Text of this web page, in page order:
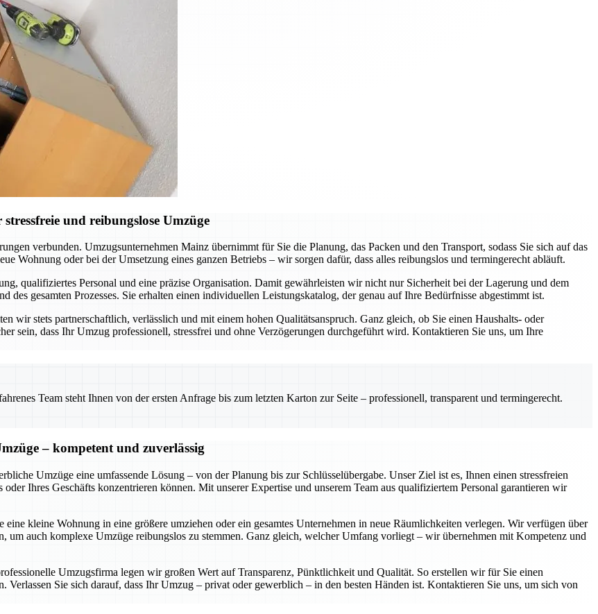
und reibungslose Umzüge
verbunden. Umzugsunternehmen Mainz übernimmt für Sie die Planung, das Packen und den Transport, sodass Sie sich auf das
Wohnung oder bei der Umsetzung eines ganzen Betriebs – wir sorgen dafür, dass alles reibungslos und termingerecht abläuft.
qualifiziertes Personal und eine präzise Organisation. Damit gewährleisten wir nicht nur Sicherheit bei der Lagerung und dem
des gesamten Prozesses. Sie erhalten einen individuellen Leistungskatalog, der genau auf Ihre Bedürfnisse abgestimmt ist.
wir stets partnerschaftlich, verlässlich und mit einem hohen Qualitätsanspruch. Ganz gleich, ob Sie einen Haushalts- oder
sein, dass Ihr Umzug professionell, stressfrei und ohne Verzögerungen durchgeführt wird. Kontaktieren Sie uns, um Ihre
Team steht Ihnen von der ersten Anfrage bis zum letzten Karton zur Seite – professionell, transparent und termingerecht.
– kompetent und zuverlässig
Umzüge eine umfassende Lösung – von der Planung bis zur Schlüsselübergabe. Unser Ziel ist es, Ihnen einen stressfreien
Ihres Geschäfts konzentrieren können. Mit unserer Expertise und unserem Team aus qualifiziertem Personal garantieren wir
kleine Wohnung in eine größere umziehen oder ein gesamtes Unternehmen in neue Räumlichkeiten verlegen. Wir verfügen über
um auch komplexe Umzüge reibungslos zu stemmen. Ganz gleich, welcher Umfang vorliegt – wir übernehmen mit Kompetenz und
Umzugsfirma legen wir großen Wert auf Transparenz, Pünktlichkeit und Qualität. So erstellen wir für Sie einen
Sie sich darauf, dass Ihr Umzug – privat oder gewerblich – in den besten Händen ist. Kontaktieren Sie uns, um sich von